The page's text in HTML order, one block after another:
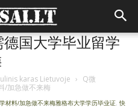
国大学毕业留学
karas Lietuvoje › Q微
/加急做不来梅
材料/加急做不来梅雅格布大学学历毕业证 快